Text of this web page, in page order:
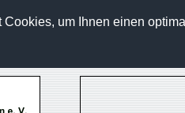
um Ihnen einen